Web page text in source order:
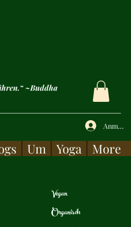
~Buddha
Anmelden
Um Yoga More
Vegan
Organisch